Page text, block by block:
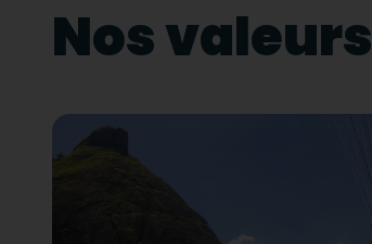
Nos valeurs